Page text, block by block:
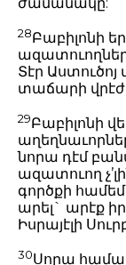
28Բաբիլոնի
Տէր
տաճարի
29Բաբիլոնի
նորա դէմ
ազատուող
գործքի
արել` արէք
Իսրայէլի
30Սորա